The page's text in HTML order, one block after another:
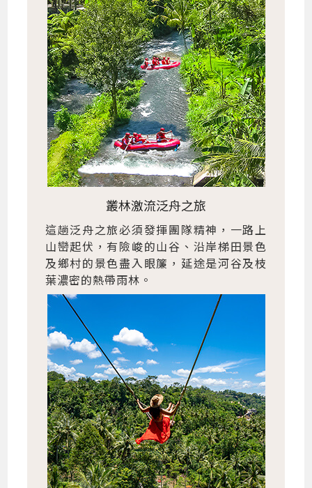
叢林激流泛舟之旅
這趟泛舟之旅必須發揮團隊精神，一路上
山巒起伏，有險峻的山谷、沿岸梯田景色
及鄉村的景色盡入眼簾，延途是河谷及枝
葉濃密的熱帶雨林。